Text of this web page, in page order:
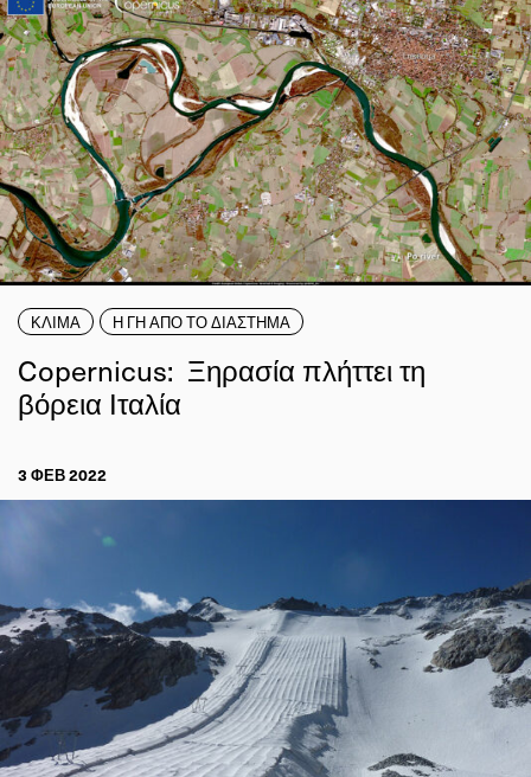
ΚΛΙΜΑ Η ΓΗ ΑΠΟ ΤΟ ΔΙΑΣΤΗΜΑ
Copernicus: Ξηρασία πλήττει τη
βόρεια Ιταλία
3 ΦΕΒ 2022